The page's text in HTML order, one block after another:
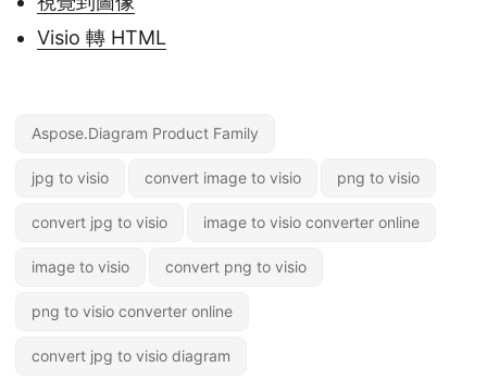
Visio 轉 HTML
Aspose.Diagram Product Family
jpg to visio convert image to visio png to visio
convert jpg to visio image to visio converter online
image to visio convert png to visio
png to visio converter online
convert jpg to visio diagram